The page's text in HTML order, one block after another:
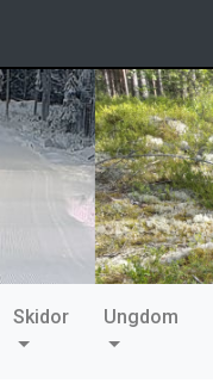
Skidor Ungdom